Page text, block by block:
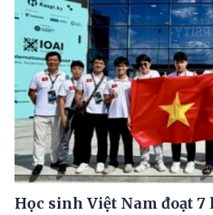
Học sinh Việt Nam đoạt